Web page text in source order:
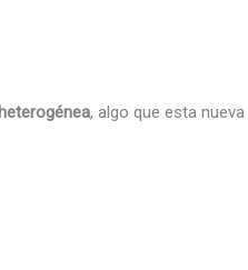
, algo que esta